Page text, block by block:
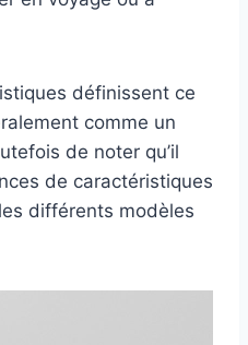
définissent ce
comme un
de noter qu’il
de caractéristiques
différents modèles